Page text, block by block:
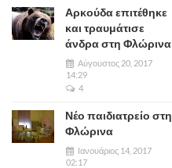
Αρκούδα επιτέθηκε
και τραυμάτισε
άνδρα στη Φλώρινα
Αύγουστος 20, 2017
14:29
4
Νέο παιδιατρείο στη
Φλώρινα
Ιανουάριος 14, 2017
02:17